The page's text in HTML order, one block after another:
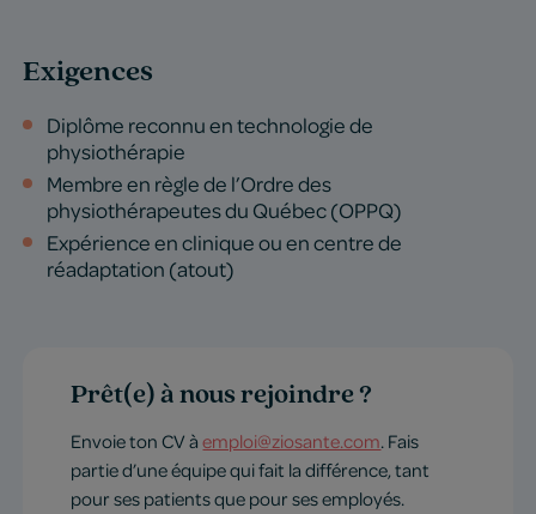
Exigences
Diplôme reconnu en technologie de
physiothérapie
Membre en règle de l’Ordre des
physiothérapeutes du Québec (OPPQ)
Expérience en clinique ou en centre de
réadaptation (atout)
Prêt(e) à nous rejoindre ?
Envoie ton CV àemploi@ziosante.com. Fais
partie d’une équipe qui fait la différence, tant
pour ses patients que pour ses employés.